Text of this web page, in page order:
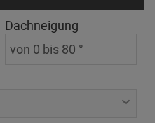
Dachneigung